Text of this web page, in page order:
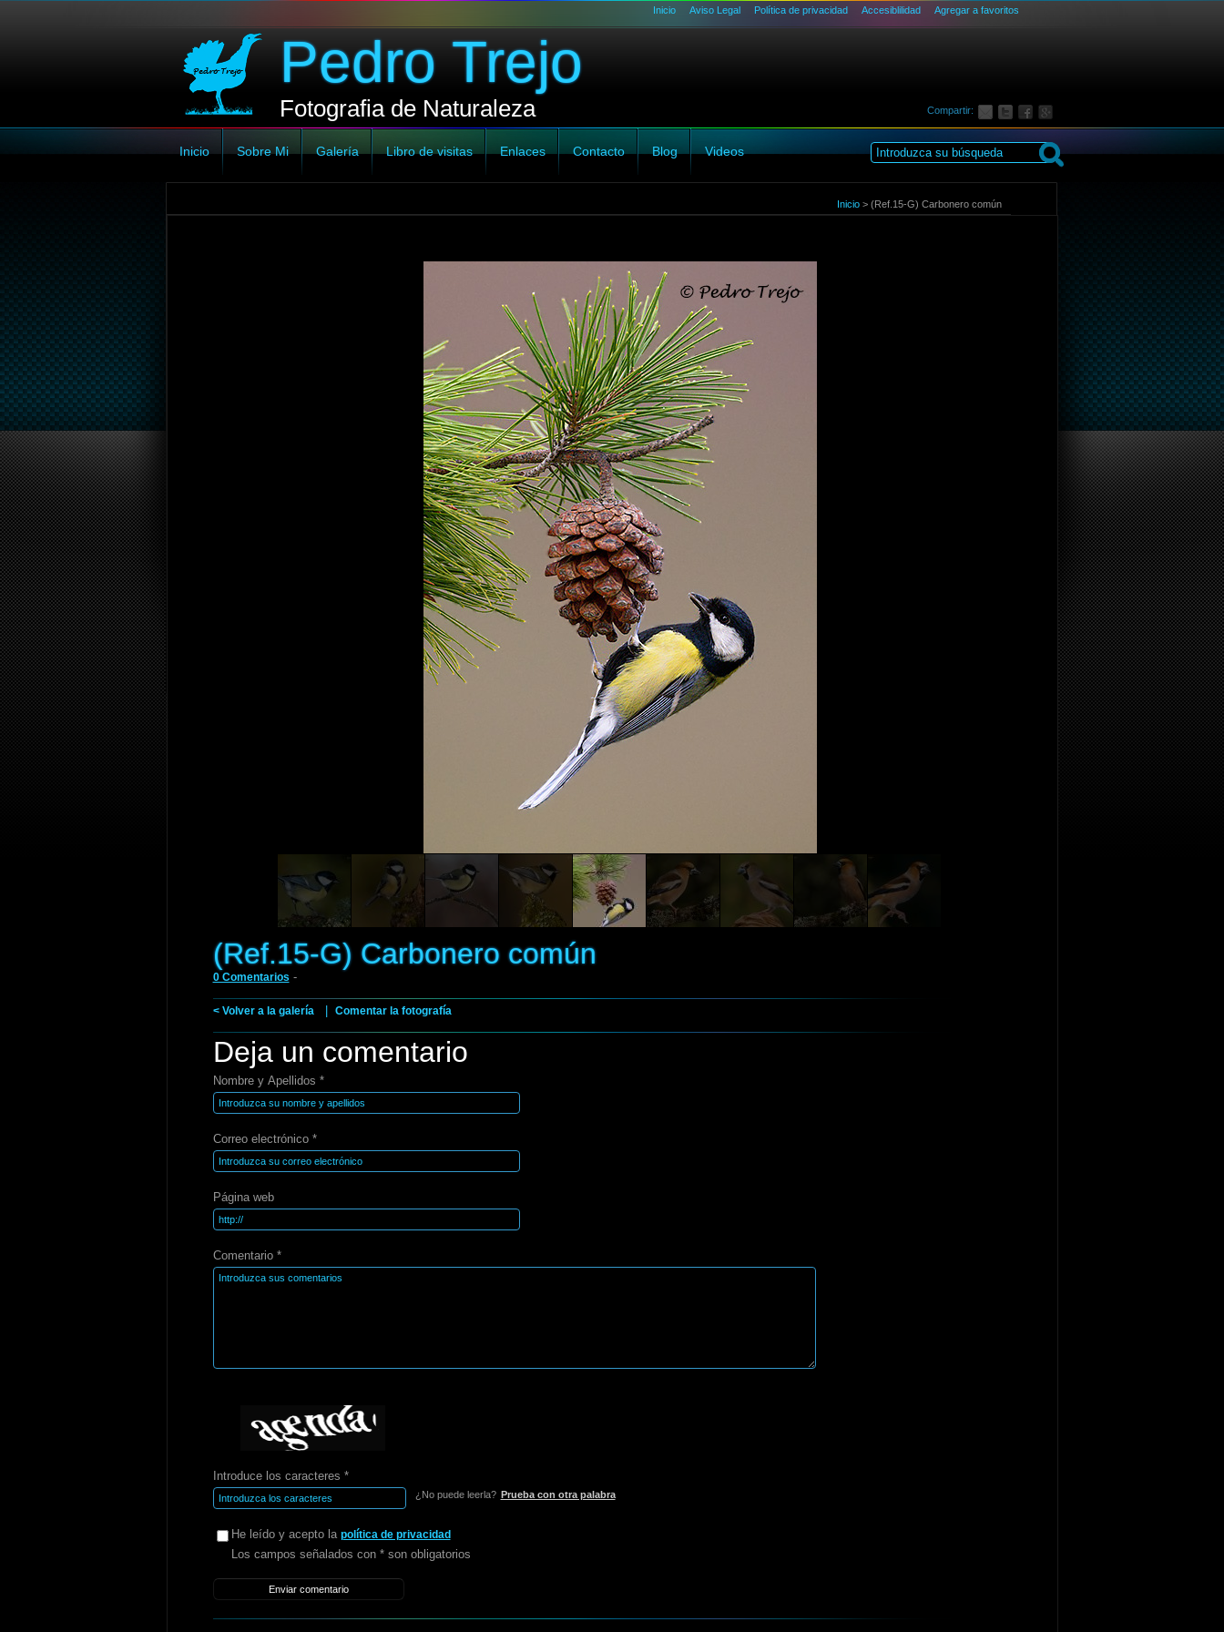
Inicio Aviso Legal Política de privacidad Accesiblilidad Agregar a favoritos
Pedro Trejo
Fotografia de Naturaleza Compartir:
Inicio Sobre Mi Galería Libro de visitas Enlaces Contacto Blog Videos
Inicio > (Ref.15-G) Carbonero común
(Ref.15-G) Carbonero común
0 Comentarios -
< Volver a la galería Comentar la fotografía
Deja un comentario
Nombre y Apellidos *
Correo electrónico *
Página web
Comentario *
Introduce los caracteres *
¿No puede leerla? Prueba con otra palabra
He leído y acepto la política de privacidad
Los campos señalados con * son obligatorios